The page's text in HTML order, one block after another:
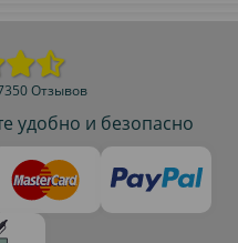
Отзывов
удобно и безопасно